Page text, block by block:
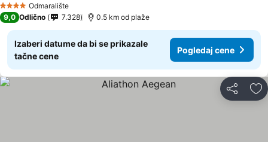
4 ZvezdiceOdmaralište
9,0 Odlično 7.328 0.5 km od plaže
Izaberi datume da bi se prikazale
tačne cene
Pogledaj cene
Deli